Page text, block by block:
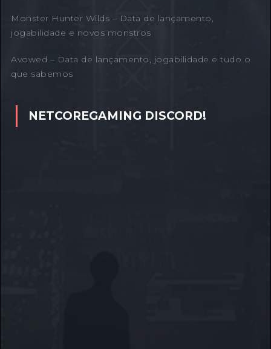
Monster Hunter Wilds – Data de lançamento,
jogabilidade e novos monstros
Avowed – Data de lançamento, jogabilidade e tudo o
que sabemos
NETCOREGAMING DISCORD!